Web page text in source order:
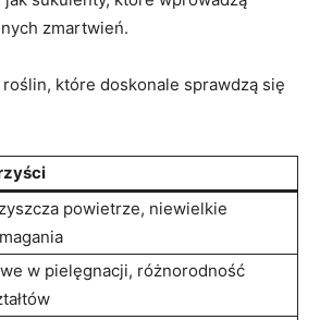
zmartwień.
roślin, które doskonale sprawdzą się
powietrze, niewielkie
w pielęgnacji, różnorodność